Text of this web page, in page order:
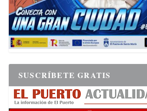
SUSCRÍBETE GRATIS